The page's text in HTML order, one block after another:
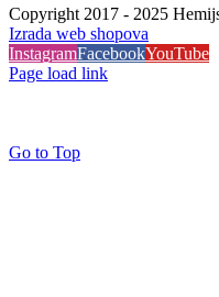
Copyright 2017 - 2025
Izrada web shopova
InstagramFacebookYouTube
Page load link
Go to Top